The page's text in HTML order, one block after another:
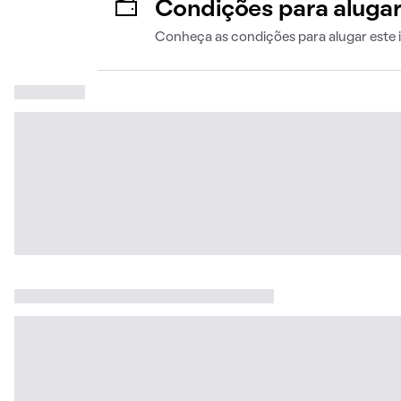
Condições para alugar
Conheça as condições para alugar este